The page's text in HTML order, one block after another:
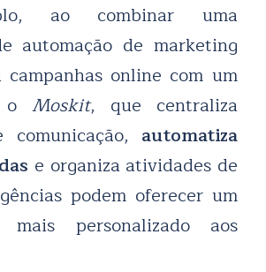
ao combinar uma
automação de marketing
campanhas online com um
o Moskit, que centraliza
automatiza
e organiza atividades de
podem oferecer um
mais personalizado aos